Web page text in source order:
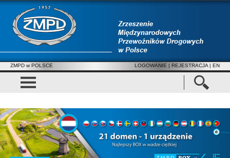
ZMPD w POLSCE LOGOWANIE | REJESTRACJA | EN